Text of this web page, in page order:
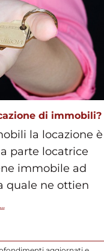
di immobili?
la locazione è
parte locatrice
immobile ad
quale ne ottien